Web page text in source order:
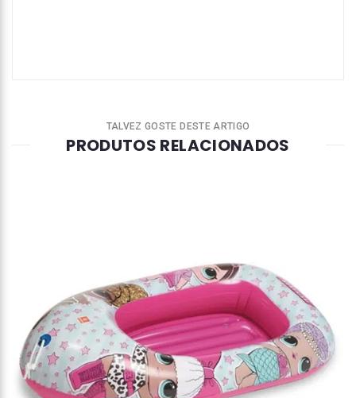
TALVEZ GOSTE DESTE ARTIGO
PRODUTOS RELACIONADOS